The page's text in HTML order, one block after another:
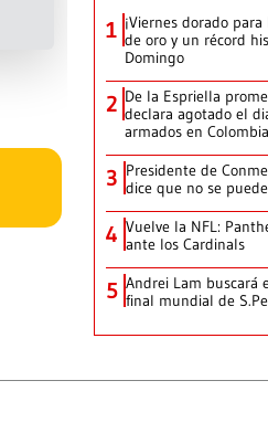
1 ¡Viernes dorado
de oro y un récord
Domingo
2 De la Espriella
declara agotado el
armados en Colombia
3 Presidente de
dice que no se
4 Vuelve la NFL:
ante los Cardinals
5 Andrei Lam buscará
final mundial de